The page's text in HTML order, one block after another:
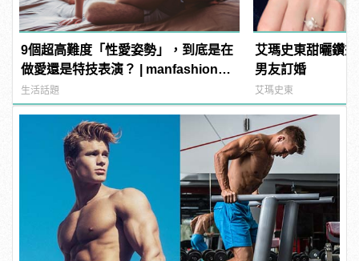
9個超高難度「性愛姿勢」，到底是在
做愛還是特技表演？ | manfashion這
樣變型男
生活話題
艾瑪史東甜曬鑽
男友訂婚
艾瑪史東